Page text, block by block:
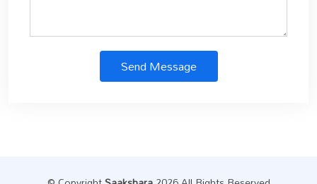
Send Message